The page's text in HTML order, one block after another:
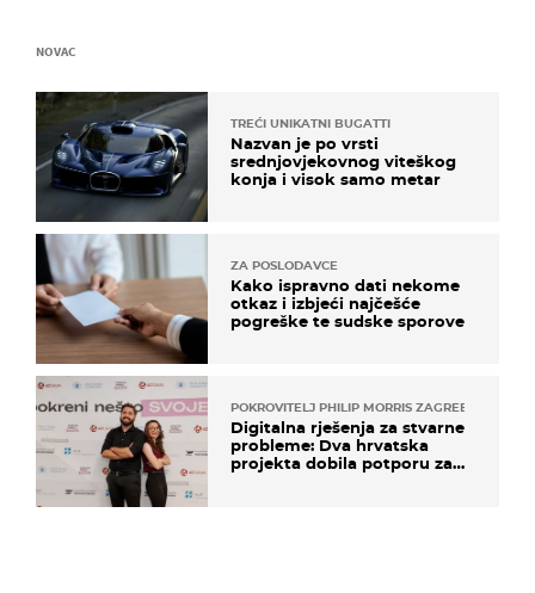
NOVAC
TREĆI UNIKATNI BUGATTI
Nazvan je po vrsti
srednjovjekovnog viteškog
konja i visok samo metar
ZA POSLODAVCE
Kako ispravno dati nekome
otkaz i izbjeći najčešće
pogreške te sudske sporove
POKROVITELJ PHILIP MORRIS ZAGREB
Digitalna rješenja za stvarne
probleme: Dva hrvatska
projekta dobila potporu za